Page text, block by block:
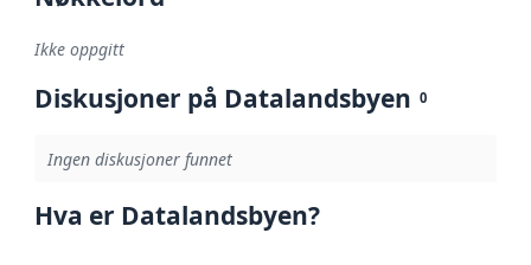
Ikke oppgitt
Diskusjoner på Datalandsbyen 0
Ingen diskusjoner funnet
Hva er Datalandsbyen?